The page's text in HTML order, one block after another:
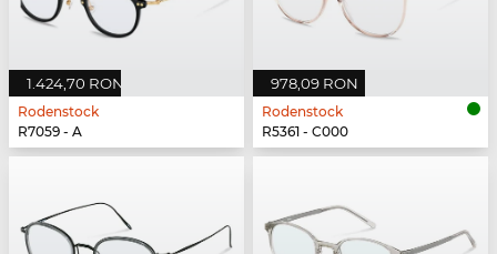
1.424,70 RON
Rodenstock
R7059 - A
978,09 RON
Rodenstock
R5361 - C000